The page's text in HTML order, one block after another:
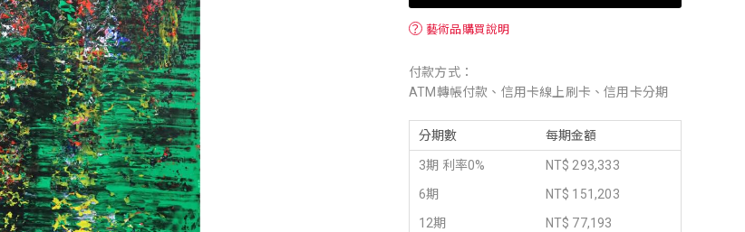
？ 藝術品購買說明
付款方式：
ATM轉帳付款、信用卡線上刷卡、信用卡分期
分期數 每期金額
3期 利率0%
NT$ 293,333
6期
NT$ 151,203
12期
NT$ 77,193